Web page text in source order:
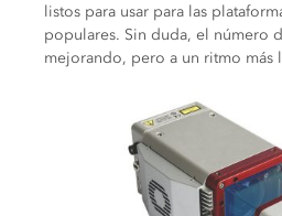
listos para usar para las
populares. Sin duda, el número
mejorando, pero a un ritmo más